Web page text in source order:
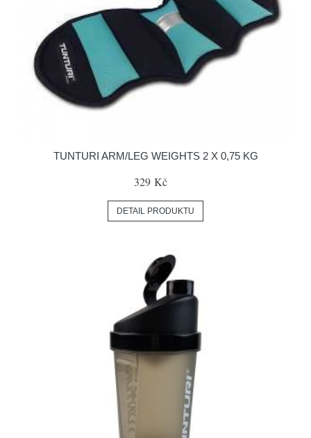
TUNTURI ARM/LEG WEIGHTS 2 X 0,75 KG
329 Kč
DETAIL PRODUKTU